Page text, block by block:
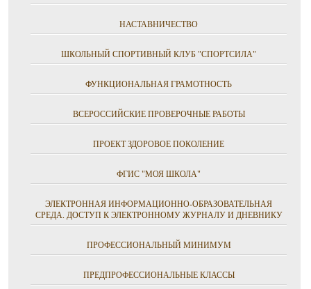
НАСТАВНИЧЕСТВО
ШКОЛЬНЫЙ СПОРТИВНЫЙ КЛУБ "СПОРТСИЛА"
ФУНКЦИОНАЛЬНАЯ ГРАМОТНОСТЬ
ВСЕРОССИЙСКИЕ ПРОВЕРОЧНЫЕ РАБОТЫ
ПРОЕКТ ЗДОРОВОЕ ПОКОЛЕНИЕ
ФГИС "МОЯ ШКОЛА"
ЭЛЕКТРОННАЯ ИНФОРМАЦИОННО-ОБРАЗОВАТЕЛЬНАЯ
СРЕДА. ДОСТУП К ЭЛЕКТРОННОМУ ЖУРНАЛУ И ДНЕВНИКУ
ПРОФЕССИОНАЛЬНЫЙ МИНИМУМ
ПРЕДПРОФЕССИОНАЛЬНЫЕ КЛАССЫ